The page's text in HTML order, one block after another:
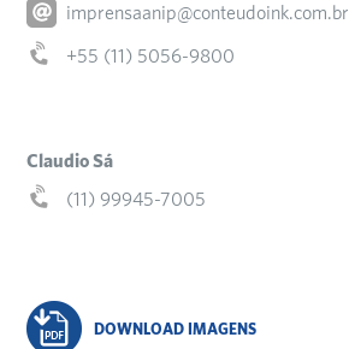
imprensaanip@conteudoink.com.br
+55 (11) 5056-9800
Claudio Sá
(11) 99945-7005
DOWNLOAD IMAGENS